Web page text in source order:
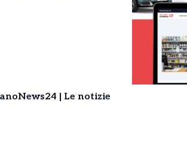
| Le notizie